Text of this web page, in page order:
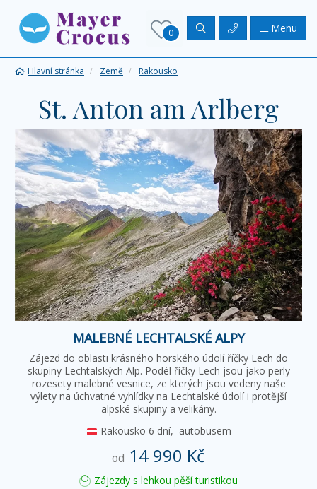
0 Menu
Hlavní stránka Země Rakousko
St. Anton am Arlberg
MALEBNÉ LECHTALSKÉ ALPY
Zájezd do oblasti krásného horského údolí říčky Lech do
skupiny Lechtalských Alp. Podél říčky Lech jsou jako perly
rozesety malebné vesnice, ze kterých jsou vedeny naše
výlety na úchvatné vyhlídky na Lechtalské údolí i protější
alpské skupiny a velikány.
Rakousko 6 dní, autobusem
od 14 990 Kč
Zájezdy s lehkou pěší turistikou